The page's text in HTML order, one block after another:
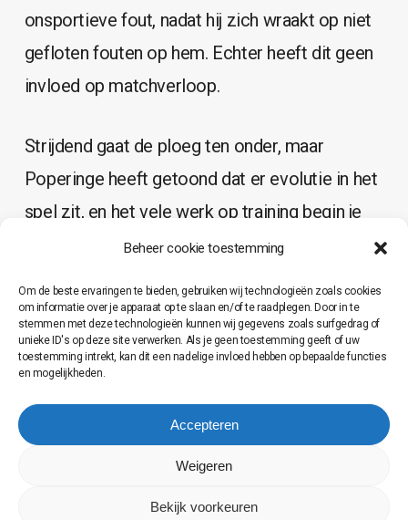
Beheer cookie toestemming
Om de beste ervaringen te bieden, gebruiken wij technologieën zoals cookies
om informatie over je apparaat op te slaan en/of te raadplegen. Door in te
stemmen met deze technologieën kunnen wij gegevens zoals surfgedrag of
unieke ID's op deze site verwerken. Als je geen toestemming geeft of uw
toestemming intrekt, kan dit een nadelige invloed hebben op bepaalde functies
en mogelijkheden.
Accepteren
Weigeren
Bekijk voorkeuren
onsportieve fout, nadat hij zich wraakt op niet
gefloten fouten op hem. Echter heeft dit geen
invloed op matchverloop.
Strijdend gaat de ploeg ten onder, maar
Poperinge heeft getoond dat er evolutie in het
spel zit, en het vele werk op training begin je
ook tijdens de matchen te zien Proficiat aan
Alsook aan de vele supporters die hun spelers
de ganse match hebben aangemoedigd en hen
op verdiend applaus hebben getrakteerd bij
afloop van de match.
Op naar de volgende match!!